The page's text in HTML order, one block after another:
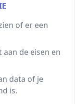
of er een
de eisen en
data of je
is.